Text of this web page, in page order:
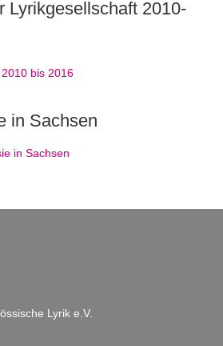
Lyrikgesellschaft 2010-
bis 2016
in Sachsen
in Sachsen
Lyrik e.V.